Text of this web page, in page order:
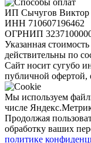
ИП Сычугов Виктор
ИНН 710607196462
ОГРНИП
Указанная
действительны по
Сайт носит сугубо
публичной офертой,
Мы используем
числе
Продолжая
обработку ваших
политике